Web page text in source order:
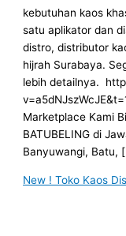
kebutuhan kaos
satu aplikator dan
distro, distributor
hijrah Surabaya.
lebih detailnya.
Marketplace Kami
BATUBELING di
Banyuwangi, Batu,
New ! Toko Kaos